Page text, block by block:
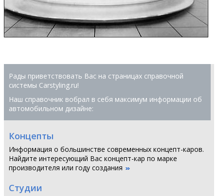
Рады приветствовать Вас на страницах справочной
системы Сarstyling.ru!
Наш справочник вобрал в себя максимум информации об
автомобильном дизайне:
Концепты
Информация о большинстве современных концепт-каров.
Найдите интересующий Вас концепт-кар по марке
производителя или году создания
Студии